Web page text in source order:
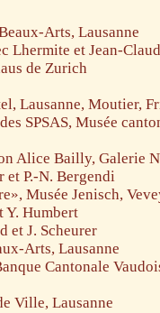
Arts, Lausanne
Lhermite et Jean-
de Zurich
Lausanne, Moutier,
SPSAS, Musée
Alice Bailly, Galerie
et P.-N. Bergendi
Musée Jenisch,
Y. Humbert
et J. Scheurer
Arts, Lausanne
Cantonale
Ville, Lausanne